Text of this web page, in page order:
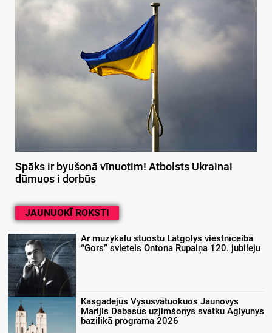
Spāks ir byušonā vīnuotim! Atbolsts Ukrainai
dūmuos i dorbūs
JAUNUOKĪ ROKSTI
Ar muzykalu stuostu Latgolys viestnīceibā
“Gors” svieteis Ontona Rupaiņa 120. jubileju
Kasgadejūs Vysusvātuokuos Jaunovys
Marijis Dabasūs uzjimšonys svātku Aglyunys
bazilikā programa 2026